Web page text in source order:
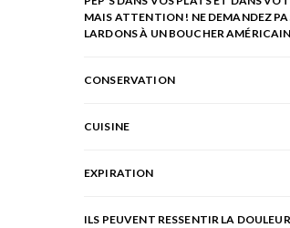
MAIS ATTENTION ! NE DEMANDEZ
LARDONS À UN BOUCHER AMÉRICAIN
CONSERVATION
CUISINE
EXPIRATION
ILS PEUVENT RESSENTIR LA